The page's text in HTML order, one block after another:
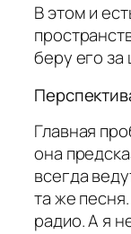
В этом и
беру его
Главная
она
всегда
та же
радио. А я